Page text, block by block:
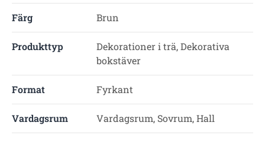
Färg Brun
Produkttyp
Dekorationer i trä, Dekorativa
bokstäver
Format Fyrkant
Vardagsrum Vardagsrum, Sovrum, Hall